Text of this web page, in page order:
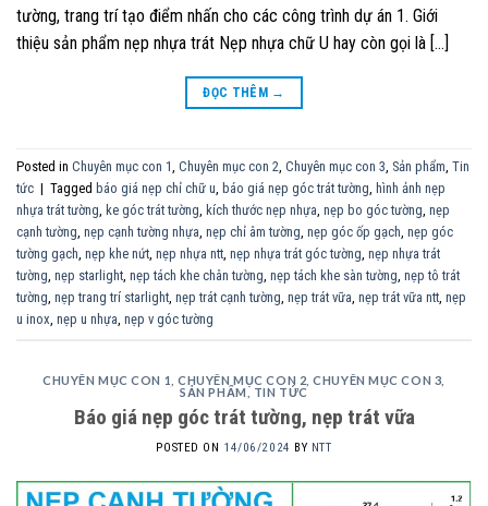
tường, trang trí tạo điểm nhấn cho các công trình dự án 1. Giới
thiệu sản phẩm nẹp nhựa trát Nẹp nhựa chữ U hay còn gọi là […]
ĐỌC THÊM →
Posted in Chuyên mục con 1, Chuyên mục con 2, Chuyên mục con 3, Sản phẩm, Tin
tức | Tagged báo giá nẹp chỉ chữ u, báo giá nẹp góc trát tường, hình ảnh nẹp
nhựa trát tường, ke góc trát tường, kích thước nẹp nhựa, nẹp bo góc tường, nẹp
cạnh tường, nẹp cạnh tường nhựa, nẹp chỉ âm tường, nẹp góc ốp gạch, nẹp góc
tường gạch, nẹp khe nứt, nẹp nhựa ntt, nẹp nhựa trát góc tường, nẹp nhựa trát
tường, nẹp starlight, nẹp tách khe chân tường, nẹp tách khe sàn tường, nẹp tô trát
tường, nẹp trang trí starlight, nẹp trát cạnh tường, nẹp trát vữa, nẹp trát vữa ntt, nẹp
u inox, nẹp u nhựa, nẹp v góc tường
CHUYÊN MỤC CON 1 ,CHUYÊN MỤC CON 2 ,CHUYÊN MỤC CON 3
SẢN PHẨM
TIN TỨC
Báo giá nẹp góc trát tường, nẹp trát vữa
POSTED ON 14/06/2024 BY NTT